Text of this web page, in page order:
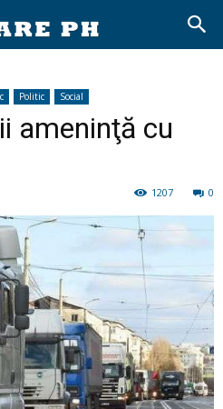
Politic Social
ameninţă cu
0
1207